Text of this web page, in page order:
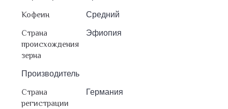
Кофеин Средний
Страна
происхождения
зерна
Эфиопия
Производитель
Страна
регистрации
Германия